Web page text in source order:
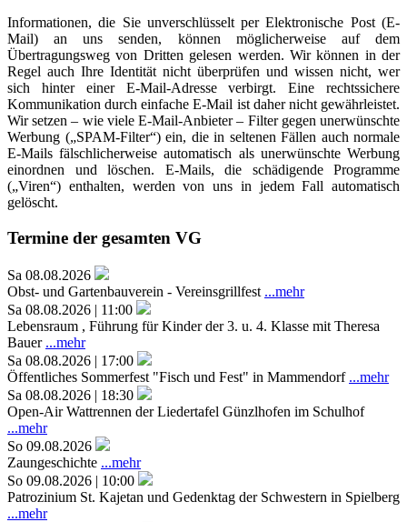
Informationen, die Sie unverschlüsselt per Elektronische Post (E-
Mail) an uns senden, können möglicherweise auf dem
Übertragungsweg von Dritten gelesen werden. Wir können in der
Regel auch Ihre Identität nicht überprüfen und wissen nicht, wer
sich hinter einer E-Mail-Adresse verbirgt. Eine rechtssichere
Kommunikation durch einfache E-Mail ist daher nicht gewährleistet.
Wir setzen – wie viele E-Mail-Anbieter – Filter gegen unerwünschte
Werbung („SPAM-Filter“) ein, die in seltenen Fällen auch normale
E-Mails fälschlicherweise automatisch als unerwünschte Werbung
einordnen und löschen. E-Mails, die schädigende Programme
(„Viren“) enthalten, werden von uns in jedem Fall automatisch
gelöscht.
Termine der gesamten VG
Sa 08.08.2026
Obst- und Gartenbauverein - Vereinsgrillfest ...mehr
Sa 08.08.2026 | 11:00
Lebensraum , Führung für Kinder der 3. u. 4. Klasse mit Theresa
Bauer ...mehr
Sa 08.08.2026 | 17:00
Öffentliches Sommerfest "Fisch und Fest" in Mammendorf ...mehr
Sa 08.08.2026 | 18:30
Open-Air Wattrennen der Liedertafel Günzlhofen im Schulhof
...mehr
So 09.08.2026
Zaungeschichte ...mehr
So 09.08.2026 | 10:00
Patrozinium St. Kajetan und Gedenktag der Schwestern in Spielberg
...mehr